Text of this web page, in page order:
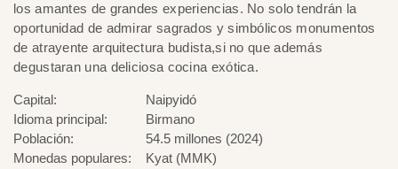
los amantes de grandes experiencias. No solo tendrán la
oportunidad de admirar sagrados y simbólicos monumentos
de atrayente arquitectura budista,si no que además
degustaran una deliciosa cocina exótica.
Capital:
Naipyidó
Idioma principal:
Birmano
Población:
54.5 millones (2024)
Monedas populares:
Kyat (MMK)